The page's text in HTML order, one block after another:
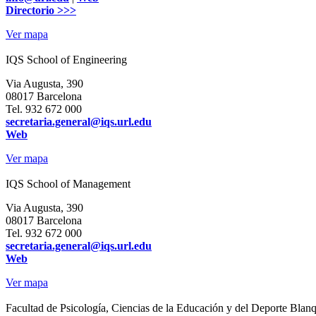
Directorio >>>
Ver mapa
IQS School of Engineering
Via Augusta, 390
08017 Barcelona
Tel. 932 672 000
secretaria.general@iqs.url.edu
Web
Ver mapa
IQS School of Management
Via Augusta, 390
08017 Barcelona
Tel. 932 672 000
secretaria.general@iqs.url.edu
Web
Ver mapa
Facultad de Psicología, Ciencias de la Educación y del Deporte